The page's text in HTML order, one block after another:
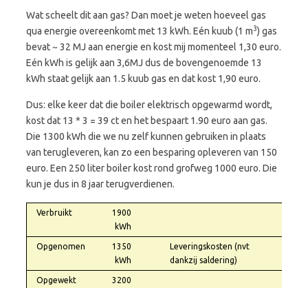
Wat scheelt dit aan gas? Dan moet je weten hoeveel gas
qua energie overeenkomt met 13 kWh. Eén kuub (1 m3) gas
bevat ~ 32 MJ aan energie en kost mij momenteel 1,30 euro.
Eén kWh is gelijk aan 3,6MJ dus de bovengenoemde 13
kWh staat gelijk aan 1.5 kuub gas en dat kost 1,90 euro.
Dus: elke keer dat die boiler elektrisch opgewarmd wordt,
kost dat 13 * 3 = 39 ct en het bespaart 1.90 euro aan gas.
Die 1300 kWh die we nu zelf kunnen gebruiken in plaats
van terugleveren, kan zo een besparing opleveren van 150
euro. Een 250 liter boiler kost rond grofweg 1000 euro. Die
kun je dus in 8 jaar terugverdienen.
Verbruikt
1900
kWh
Opgenomen
1350
kWh
Leveringskosten (nvt
dankzij saldering)
Opgewekt
3200